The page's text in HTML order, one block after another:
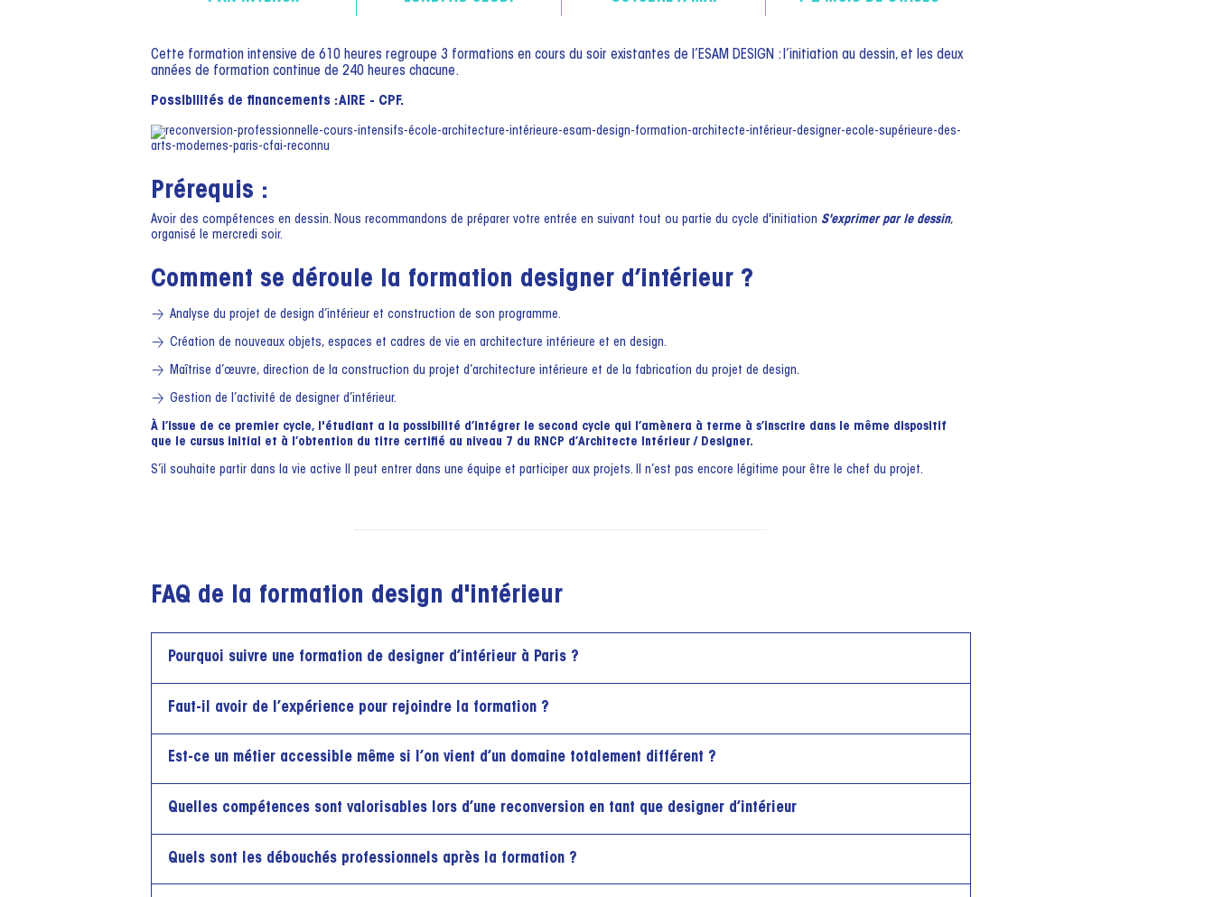
Cette formation intensive de 610 heures regroupe 3 formations en cours du soir existantes de l’ESAM DESIGN : l’initiation au dessin, et les deux
années de formation continue de 240 heures chacune.
Possibilités de financements : AIRE - CPF.
Prérequis :
Avoir des compétences en dessin. Nous recommandons de préparer votre entrée en suivant tout ou partie du cycle d'initiation S'exprimer par le dessin,
organisé le mercredi soir.
Comment se déroule la formation designer d’intérieur ?
Analyse du projet de design d’intérieur et construction de son programme.
Création de nouveaux objets, espaces et cadres de vie en architecture intérieure et en design.
Maîtrise d’œuvre, direction de la construction du projet d’architecture intérieure et de la fabrication du projet de design.
Gestion de l’activité de designer d’intérieur.
À l’issue de ce premier cycle, l'étudiant a la possibilité d’intégrer le second cycle qui l’amènera à terme à s’inscrire dans le même dispositif
que le cursus initial et à l’obtention du titre certifié au niveau 7 du RNCP d’Architecte Intérieur / Designer.
S’il souhaite partir dans la vie active Il peut entrer dans une équipe et participer aux projets. Il n’est pas encore légitime pour être le chef du projet.
FAQ de la formation design d'intérieur
Pourquoi suivre une formation de designer d’intérieur à Paris ?
Faut-il avoir de l’expérience pour rejoindre la formation ?
Est-ce un métier accessible même si l’on vient d’un domaine totalement différent ?
Quelles compétences sont valorisables lors d’une reconversion en tant que designer d’intérieur
Quels sont les débouchés professionnels après la formation ?